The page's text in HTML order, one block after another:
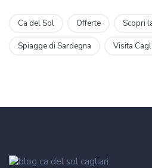
Ca del Sol Offerte Scopri
Spiagge di Sardegna Visita